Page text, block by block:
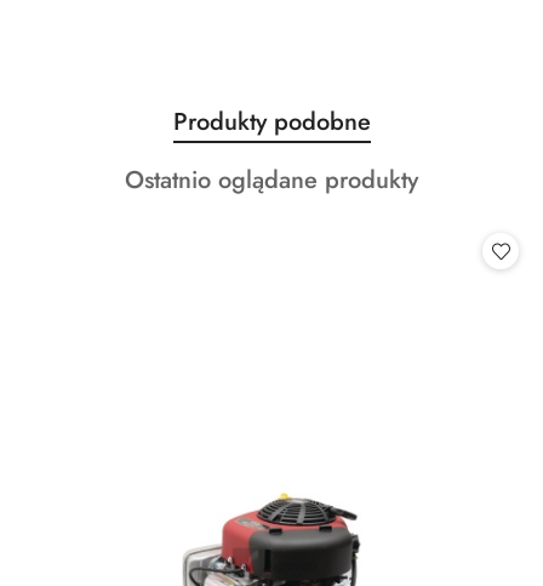
Pomiń karuzelę produktów
Produkty
o
statusie:
Produkty podobne
Produkty
Ostatnio oglądane produkty